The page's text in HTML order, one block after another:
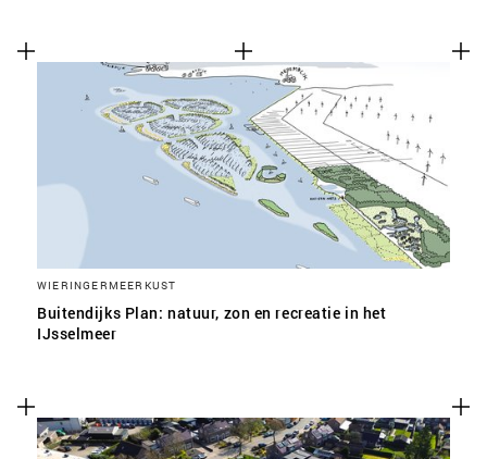
WIERINGERMEERKUST
Buitendijks Plan: natuur, zon en recreatie in het
IJsselmeer